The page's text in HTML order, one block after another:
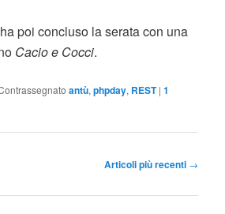
poi concluso la serata con una
Cacio e Cocci.
antù,phpday, REST |1
Articoli più recenti →